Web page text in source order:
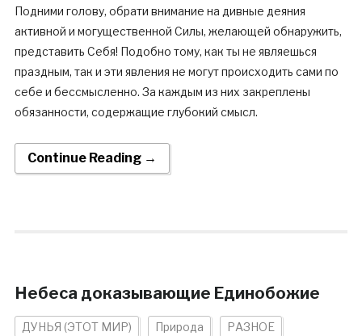
Подними голову, обрати внимание на дивные деяния
активной и могущественной Силы, желающей обнаружить,
представить Себя! Подобно тому, как ты не являешься
праздным, так и эти явления не могут происходить сами по
себе и бессмысленно. За каждым из них закреплены
обязанности, содержащие глубокий смысл.
Continue Reading →
Небеса доказывающие Единобожие
ДУНЬЯ (ЭТОТ МИР) Природа РАЗНОЕ